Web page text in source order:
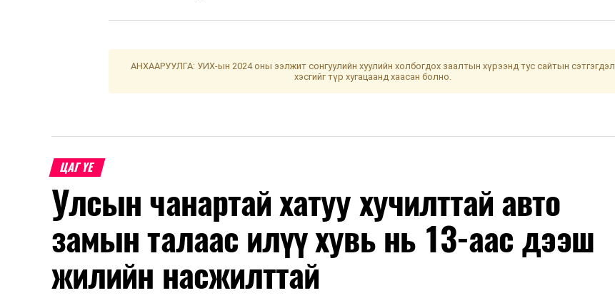
АНХААРУУЛГА: УИХ-ын 2024 оны ээлжит сонгуулийн хуулийн холбогдох заалтын хүрээнд тус сайтын сэтгэгдэл
хэсгийг түр хугацаанд хаасан болно.
ЦАГ ҮЕ
Улсын чанартай хатуу хучилттай авто
замын талаас илүү хувь нь 13-аас дээш
жилийн насжилттай